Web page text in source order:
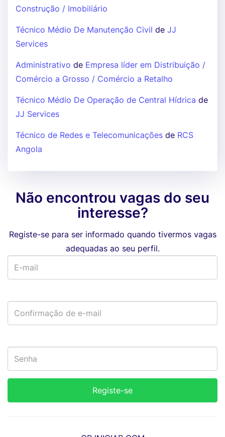
Construção / Imobiliário
Técnico Médio De Manutenção Civil de JJ
Services
Administrativo de Empresa líder em Distribuição /
Comércio a Grosso / Comércio a Retalho
Técnico Médio De Operação de Central Hídrica de
JJ Services
Técnico de Redes e Telecomunicações de RCS
Angola
Não encontrou vagas do seu
interesse?
Registe-se para ser informado quando tivermos vagas
adequadas ao seu perfil.